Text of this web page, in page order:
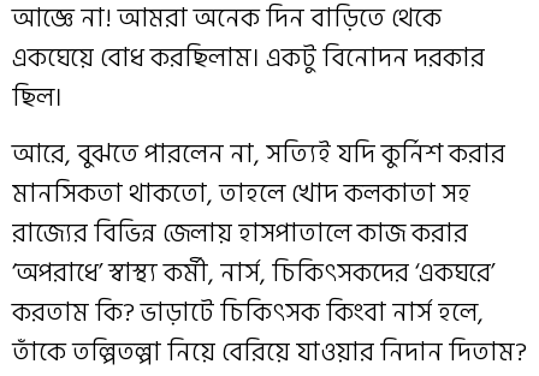
আজ্ঞে না! আমরা অনেক দিন বাড়িতে থেকে
একঘেয়ে বোধ করছিলাম। একটু বিনোদন দরকার
ছিল।
আরে, বুঝতে পারলেন না, সত‍্যিই যদি কুর্নিশ করার
মানসিকতা থাকতো, তাহলে খোদ কলকাতা সহ
রাজ‍্যের বিভিন্ন জেলায় হাসপাতালে কাজ করার
‘অপরাধে’ স্বাস্থ্য কর্মী, নার্স, চিকিৎসকদের ‘একঘরে’
করতাম কি? ভাড়াটে চিকিৎসক কিংবা নার্স হলে,
তাঁকে তল্পিতল্পা নিয়ে বেরিয়ে যাওয়ার নিদান দিতাম?